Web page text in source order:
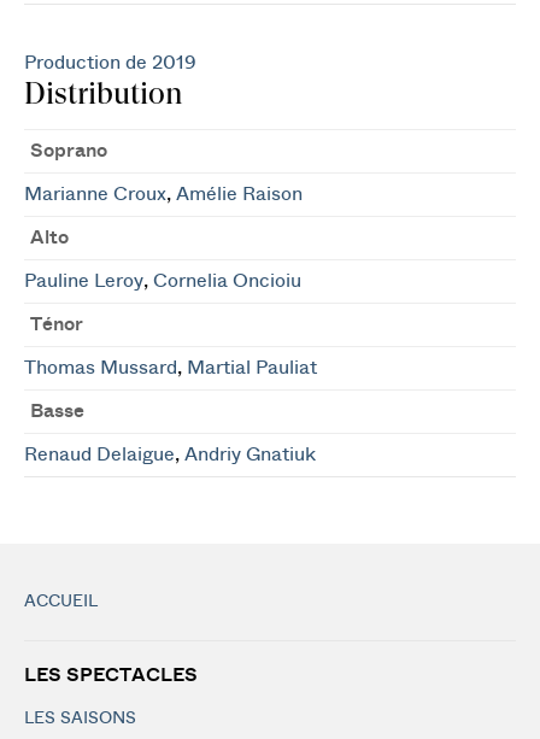
Production de 2019
Distribution
Soprano
Marianne Croux, Amélie Raison
Alto
Pauline Leroy, Cornelia Oncioiu
Ténor
Thomas Mussard, Martial Pauliat
Basse
Renaud Delaigue, Andriy Gnatiuk
ACCUEIL
LES SPECTACLES
LES SAISONS